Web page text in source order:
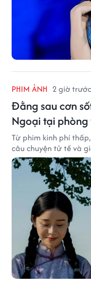
PHIM ẢNH 2 giờ trước
Đằng sau cơn
Ngoại tại phòng
Từ phim kinh phí
câu chuyện tử tế và